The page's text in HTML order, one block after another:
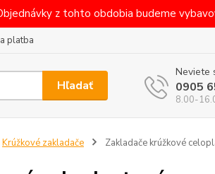
z tohto obdobia budeme
platba
Hľadať
Neviete
0905
8.00-
Krúžkové zakladače Zakladače krúžkové